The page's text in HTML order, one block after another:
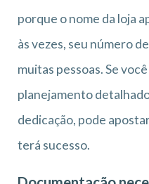
porque o nome da loja
às vezes, seu número
muitas pessoas. Se
planejamento
dedicação, pode
terá sucesso.